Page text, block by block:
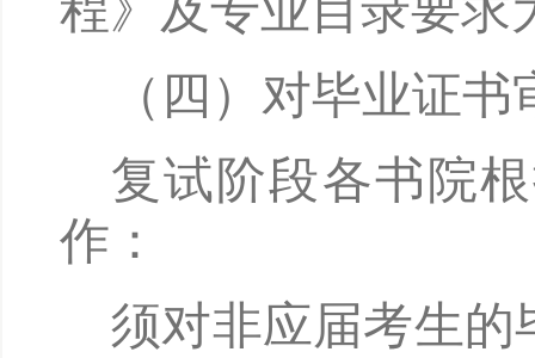
程》及专业目录要求
（四）对毕业证书
复试阶段各书院
作：
须对非应届考生的